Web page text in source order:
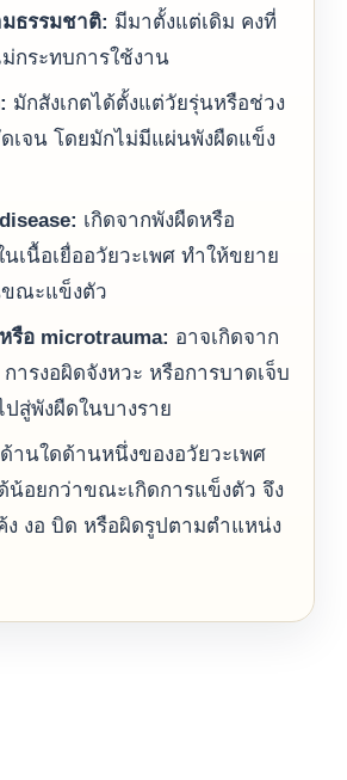
ธรรมชาติ: มีมาตั้งแต่เดิม คงที่
กระทบการใช้งาน
มักสังเกตได้ตั้งแต่วัยรุ่นหรือช่วง
เจน โดยมักไม่มีแผ่นพังผืดแข็ง
เกิดจากพังผืดหรือ
นเนื้อเยื่ออวัยวะเพศ ทำให้ขยาย
ขณะแข็งตัว
รือ microtrauma: อาจเกิดจาก
ารงอผิดจังหวะ หรือการบาดเจ็บ
สู่พังผืดในบางราย
านใดด้านหนึ่งของอวัยวะเพศ
อยกว่าขณะเกิดการแข็งตัว จึง
ง งอ บิด หรือผิดรูปตามตำแหน่ง